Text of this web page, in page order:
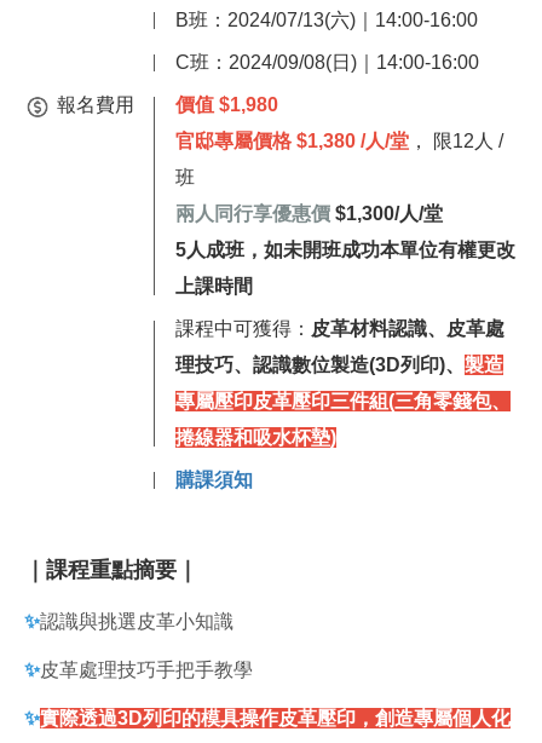
B班：2024/07/13(六)｜14:00-16:00
C班：2024/09/08(日)｜14:00-16:00
報名費用
價值 $1,980
官邸專屬價格 $1,380 /人/堂 ， 限12人 /
班
兩人同行享優惠價 $1,300/人/堂
5人成班，如未開班成功本單位有權更改
上課時間
課程中可獲得： 皮革材料認識、皮革處
理技巧、認識數位製造(3D列印)、 製造
專屬壓印皮革壓印三件組(三角零錢包、
捲線器和吸水杯墊)
購課須知
｜課程重點摘要｜
✨認識與挑選皮革小知識
✨皮革處理技巧手把手教學
✨實際透過3D列印的模具操作皮革壓印，創造專屬個人化